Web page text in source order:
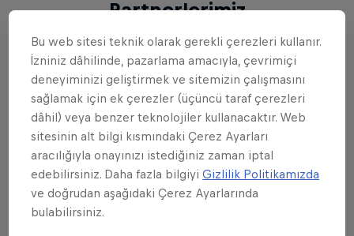
Partnerlerimiz
İlgili etkinlikler
Bu web sitesi teknik olarak gerekli çerezleri kullanır.
İzniniz dâhilinde, pazarlama amacıyla, çevrimiçi
deneyiminizi geliştirmek ve sitemizin çalışmasını
sağlamak için ek çerezler (üçüncü taraf çerezleri
dâhil) veya benzer teknolojiler kullanacaktır. Web
sitesinin alt bilgi kısmındaki Çerez Ayarları
aracılığıyla onayınızı istediğiniz zaman iptal
edebilirsiniz. Daha fazla bilgiyiGizlilik Politikamızda
ve doğrudan aşağıdaki Çerez Ayarlarında
bulabilirsiniz.